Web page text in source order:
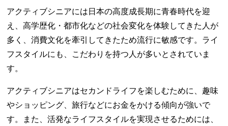
アクティブシニアには日本の高度成長期に青春時代を迎
え、高学歴化・都市化などの社会変化を体験してきた人が
多く、消費文化を牽引してきたため流行に敏感です。ライ
フスタイルにも、こだわりを持つ人が多いとされていま
す。
アクティブシニアはセカンドライフを楽しむために、趣味
やショッピング、旅行などにお金をかける傾向が強いで
す。また、活発なライフスタイルを実現させるためには、